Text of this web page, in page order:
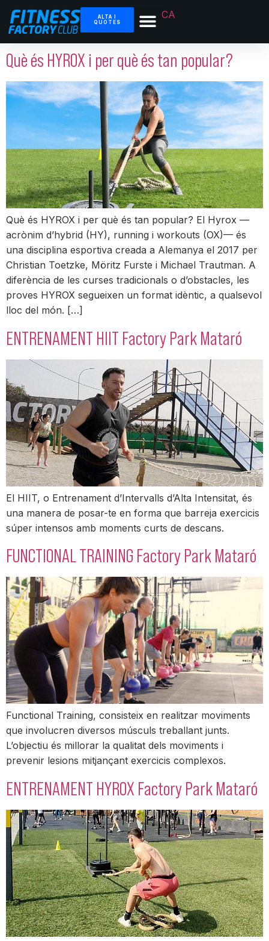
ALTA I
QUOTES
CA
Què és HYROX i per què és tan popular?
Què és HYROX i per què és tan popular? El Hyrox —
acrònim d’hybrid (HY), running i workouts (OX)— és
una disciplina esportiva creada a Alemanya el 2017 per
Christian Toetzke, Möritz Furste i Michael Trautman. A
diferència de les curses tradicionals o d’obstacles, les
proves HYROX segueixen un format idèntic, a qualsevol
lloc del món. […]
ENTRENAMENT HIIT Factory Park Mataró
El HIIT, o Entrenament d’Intervalls d’Alta Intensitat, és
una manera de posar-te en forma que barreja exercicis
súper intensos amb moments curts de descans.
FUNCTIONAL TRAINING Factory Park Mataró
Functional Training, consisteix en realitzar moviments
que involucren diversos músculs treballant junts.
L’objectiu és millorar la qualitat dels moviments i
prevenir lesions mitjançant exercicis complexos.
ENTRENAMENT HYROX Factory Park Mataró